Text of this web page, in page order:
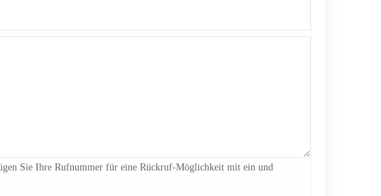
Sie Ihre Rufnummer für eine Rückruf-Möglichkeit mit ein und